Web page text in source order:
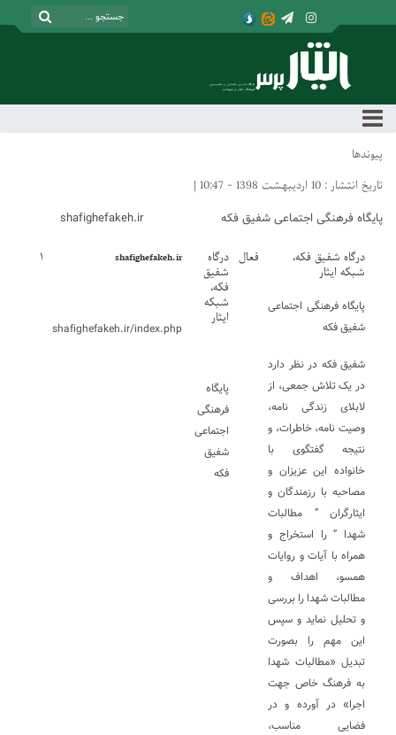
پیوندها
تاریخ انتشار : 10 اردیبهشت 1398 - 10:47 |
پایگاه فرهنگی اجتماعی شفیق فکه shafighefakeh.ir
درگاه شفیق فکه،
شبکه ایثار
پایگاه فرهنگی اجتماعی
شفیق فکه
شفیق فکه در نظر دارد
در یک تلاش جمعی، از
لابلای زندگی نامه،
وصیت نامه، خاطرات، و
نتیجه گفتگوی با
خانواده این عزیزان و
مصاحبه با رزمندگان و
ایثارگران ” مطالبات
شهدا ” را استخراج و
همراه با آیات و روایات
همسو، اهداف و
مطالبات شهدا را بررسی
و تحلیل نماید و سپس
این مهم را بصورت
تبدیل «مطالبات شهدا
به فرهنگ خاص جهت
اجرا» در آورده و در
فضایی مناسب،
فعال درگاه
شفیق
فکه،
شبکه
ایثار
پایگاه
فرهنگی
اجتماعی
شفیق
فکه
shafighefakeh.ir
shafighefakeh.ir/index.php
۱